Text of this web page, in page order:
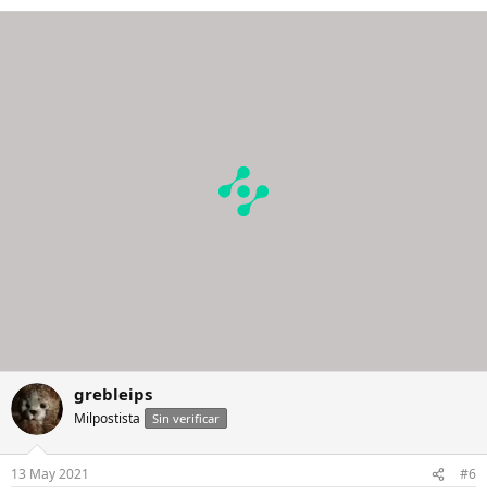
grebleips
Milpostista Sin verificar
13 May 2021 #6